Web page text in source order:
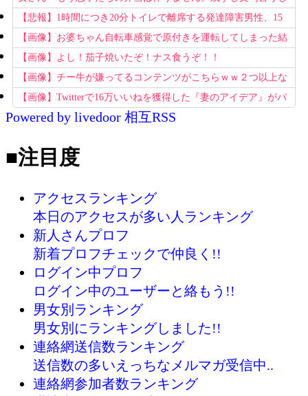
もう知らない！」
【悲報】1時間につき20分トイレで離席する発達障害男性、15
回以上転職を重ねてしまう
【画像】お婆ちゃん自転車感覚で原付きを運転してしまった結
果www
【画像】よし！茄子焼いたぞ！ナス食うぞ！！
【画像】チー牛が嫌ってるコンテンツがこちらｗｗ２つ以上な
ら確定ｗｗ
【画像】Twitterで16万いいねを獲得した『妻のアイデア』がパ
クリで草www
Powered by livedoor 相互RSS
■注目度
アクセスランキング
本日のアクセスが多い人ランキング
新人さんプロフ
新着プロフチェックで仲良く!!
ログイン中プロフ
ログイン中のユーザーと絡もう!!
男女別ランキング
男女別にランキングしました!!
連絡網送信数ランキング
送信数の多いえっちなメルマガ受信中..
連絡網参加者数ランキング